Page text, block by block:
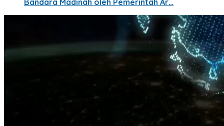
Bandara Madinah oleh Pemerintah Ar…